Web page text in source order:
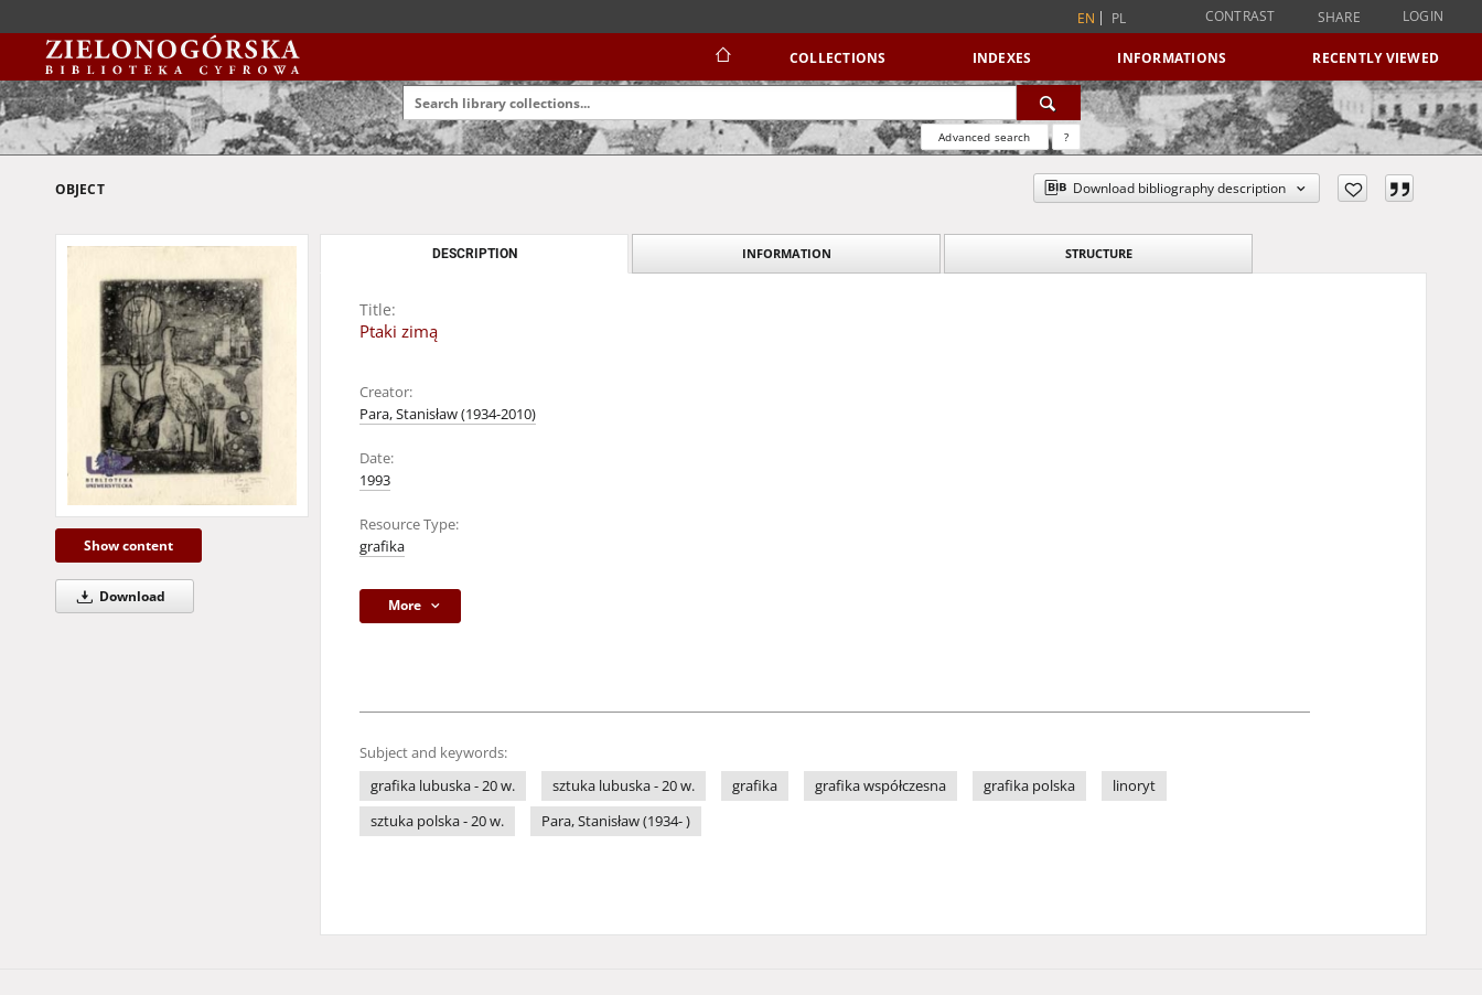
EN PL CONTRAST SHARE LOGIN
COLLECTIONS INDEXES INFORMATIONS RECENTLY VIEWED
Advanced search ?
OBJECT Download bibliography description
Show content
Download
DESCRIPTION INFORMATION STRUCTURE
Title:
Ptaki zimą
Creator:
Para, Stanisław (1934-2010)
Date:
1993
Resource Type:
grafika
More
Subject and keywords:
grafika lubuska - 20 w.
sztuka lubuska - 20 w. grafika grafika współczesna grafika polska
linoryt
sztuka polska - 20 w.
Para, Stanisław (1934- )